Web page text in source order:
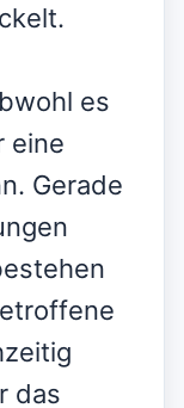
es
eine
Gerade
das